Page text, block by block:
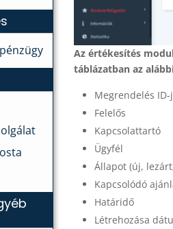
Az értékesítés
táblázatban az
Megrendelés ID-
Felelős
Kapcsolattartó
Ügyfél
Állapot (új,
Kapcsolódó
Határidő
Létrehozása